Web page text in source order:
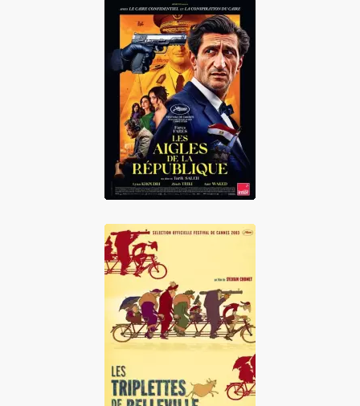
Les aigles de la
république
Les Triplettes de
Belleville